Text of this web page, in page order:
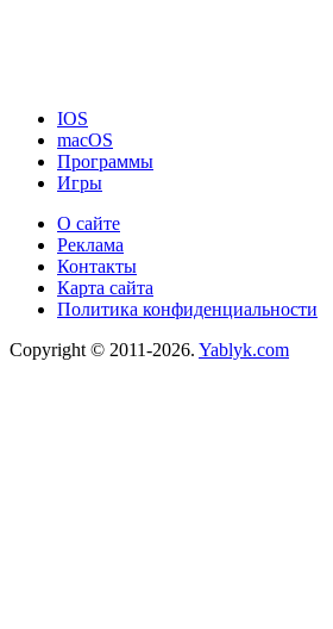
IOS
macOS
Программы
Игры
О сайте
Реклама
Контакты
Карта сайта
Политика конфиденциальности
Copyright © 2011-2026. Yablyk.сom